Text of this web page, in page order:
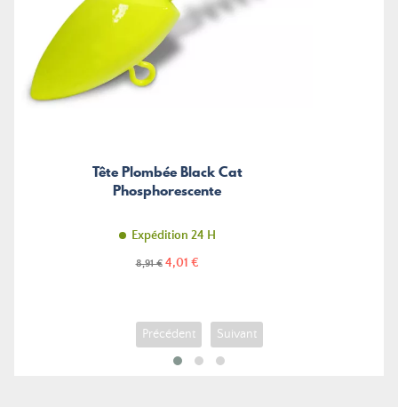
Tête Plombée Black Cat
Phosphorescente
Expédition 24 H
Prix
8,91 € Prix
4,01 €
Précédent Suivant